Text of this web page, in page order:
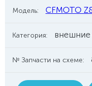
Модель: CFMOTO
Категория:
№ Запчасти на схеме: